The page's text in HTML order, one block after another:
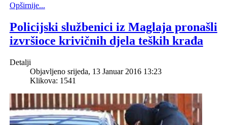
Opširnije...
Policijski službenici iz Maglaja pronašli
izvršioce krivičnih djela teških krađa
Detalji
Objavljeno srijeda, 13 Januar 2016 13:23
Klikova: 1541